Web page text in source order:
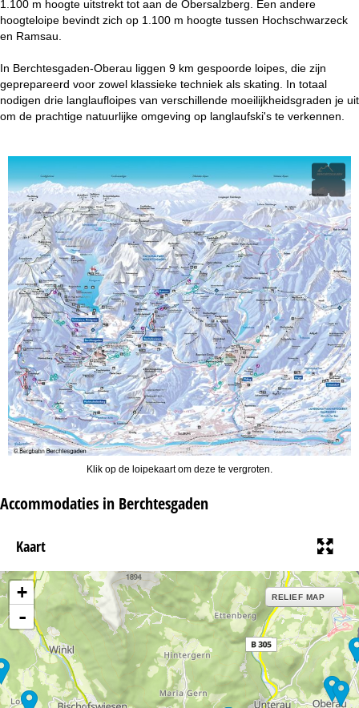
g
n
a
1.100 m hoogte uitstrekt tot aan de Obersalzberg. Een andere
hoogteloipe bevindt zich op 1.100 m hoogte tussen Hochschwarzeck
en Ramsau.
In Berchtesgaden-Oberau liggen 9 km gespoorde loipes, die zijn
geprepareerd voor zowel klassieke techniek als skating. In totaal
nodigen drie langlaufloipes van verschillende moeilijkheidsgraden je uit
om de prachtige natuurlijke omgeving op langlaufski's te verkennen.
Klik op de loipekaart om deze te vergroten.
Accommodaties in Berchtesgaden
Kaart
+
-
RELIEF MAP